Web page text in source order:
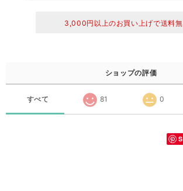
3,000円以上のお買い上げで送料無
ショップの評価
すべて 81 0